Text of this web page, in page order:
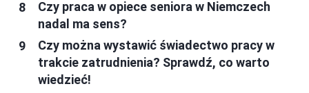
Czy praca w opiece seniora w Niemczech
nadal ma sens?
Czy można wystawić świadectwo pracy w
trakcie zatrudnienia? Sprawdź, co warto
wiedzieć!